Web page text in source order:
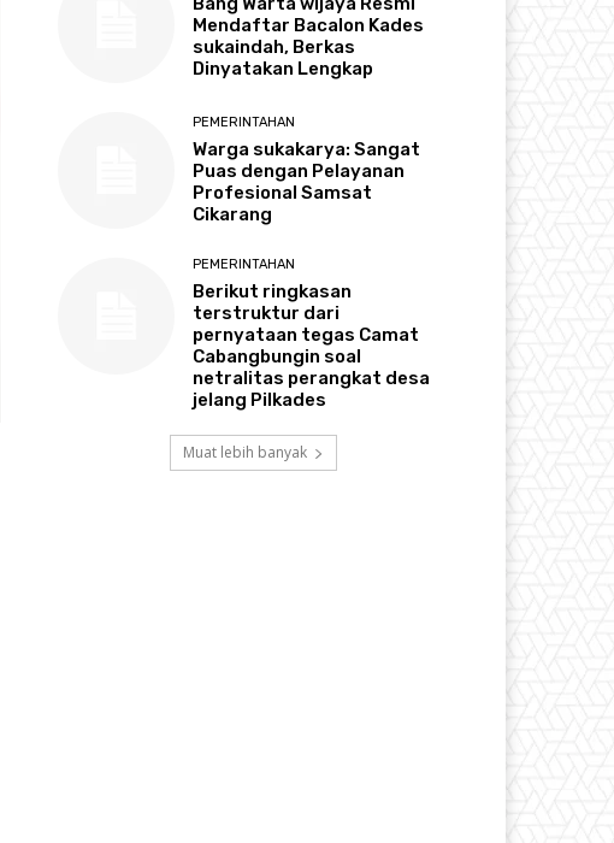
Mendaftar Bacalon Kades
sukaindah, Berkas
Dinyatakan Lengkap
PEMERINTAHAN
Warga sukakarya: Sangat
Puas dengan Pelayanan
Profesional Samsat
Cikarang
PEMERINTAHAN
Berikut ringkasan
terstruktur dari
pernyataan tegas Camat
Cabangbungin soal
netralitas perangkat desa
jelang Pilkades
Muat lebih banyak